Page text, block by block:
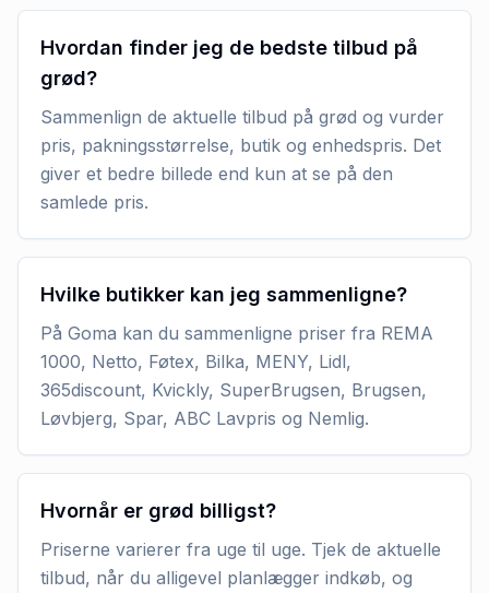
Hvordan finder jeg de bedste tilbud på
grød?
Sammenlign de aktuelle tilbud på grød og vurder
pris, pakningsstørrelse, butik og enhedspris. Det
giver et bedre billede end kun at se på den
samlede pris.
Hvilke butikker kan jeg sammenligne?
På Goma kan du sammenligne priser fra REMA
1000, Netto, Føtex, Bilka, MENY, Lidl,
365discount, Kvickly, SuperBrugsen, Brugsen,
Løvbjerg, Spar, ABC Lavpris og Nemlig.
Hvornår er grød billigst?
Priserne varierer fra uge til uge. Tjek de aktuelle
tilbud, når du alligevel planlægger indkøb, og